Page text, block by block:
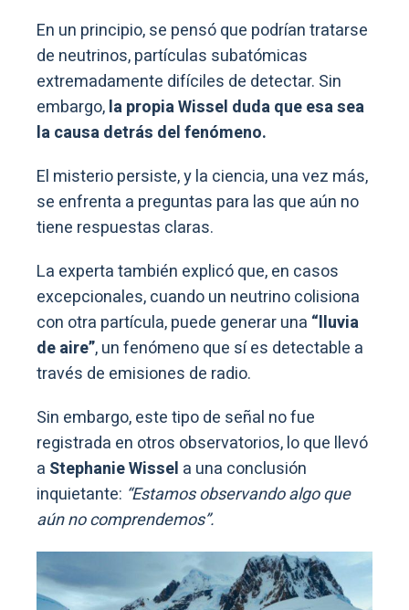
En un principio, se pensó que podrían tratarse
de neutrinos, partículas subatómicas
extremadamente difíciles de detectar. Sin
embargo,la propia Wissel duda que esa sea
la causa detrás del fenómeno.
El misterio persiste, y la ciencia, una vez más,
se enfrenta a preguntas para las que aún no
tiene respuestas claras.
La experta también explicó que, en casos
excepcionales, cuando un neutrino colisiona
con otra partícula, puede generar una “lluvia
de aire”, un fenómeno que sí es detectable a
través de emisiones de radio.
Sin embargo, este tipo de señal no fue
registrada en otros observatorios, lo que llevó
a Stephanie Wissel a una conclusión
inquietante: “Estamos observando algo que
aún no comprendemos”.